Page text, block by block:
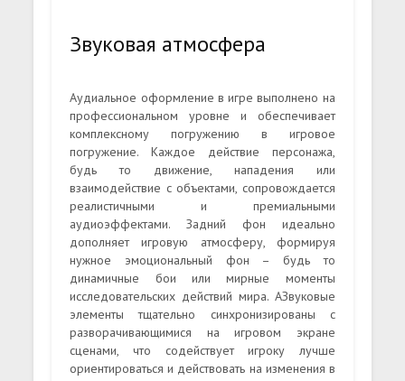
Звуковая атмосфера
Аудиальное оформление в игре выполнено на
профессиональном уровне и обеспечивает
комплексному погружению в игровое
погружение. Каждое действие персонажа,
будь то движение, нападения или
взаимодействие с объектами, сопровождается
реалистичными и премиальными
аудиоэффектами. Задний фон идеально
дополняет игровую атмосферу, формируя
нужное эмоциональный фон – будь то
динамичные бои или мирные моменты
исследовательских действий мира. АЗвуковые
элементы тщательно синхронизированы с
разворачивающимися на игровом экране
сценами, что содействует игроку лучше
ориентироваться и действовать на изменения в